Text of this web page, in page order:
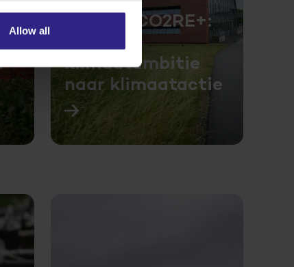
Allow all
Cosun SCO2RE+:
klimaatambitie
naar klimaatactie